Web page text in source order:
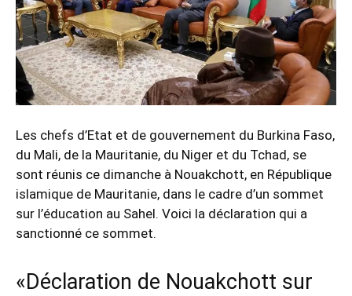
Les chefs d’Etat et de gouvernement du Burkina Faso,
du Mali, de la Mauritanie, du Niger et du Tchad, se
sont réunis ce dimanche à Nouakchott, en République
islamique de Mauritanie, dans le cadre d’un sommet
sur l’éducation au Sahel. Voici la déclaration qui a
sanctionné ce sommet.
«Déclaration de Nouakchott sur